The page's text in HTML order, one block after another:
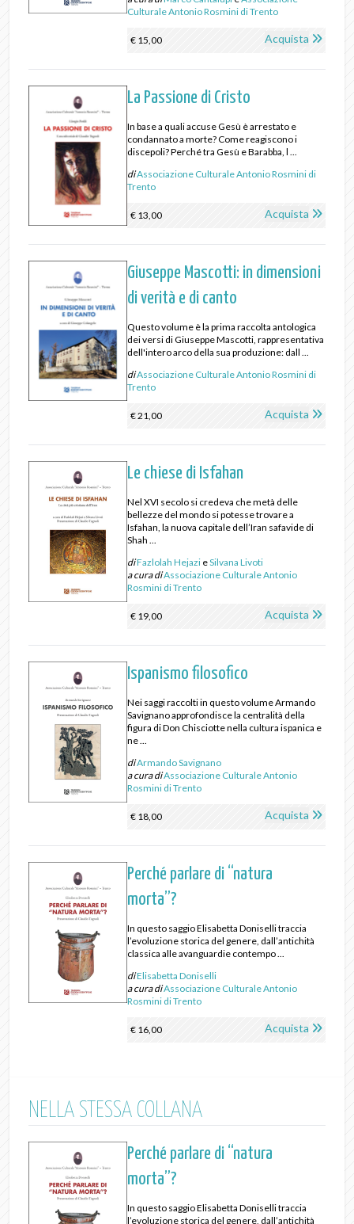
Culturale Antonio Rosmini di Trento
€ 15,00 Acquista
La Passione di Cristo
In base a quali accuse Gesù è arrestato e
condannato a morte? Come reagiscono i
discepoli? Perché tra Gesù e Barabba, l ...
diAssociazione Culturale Antonio Rosmini di
Trento
€ 13,00 Acquista
Giuseppe Mascotti: in dimensioni
di verità e di canto
Questo volume è la prima raccolta antologica
dei versi di Giuseppe Mascotti, rappresentativa
dell'intero arco della sua produzione: dall ...
diAssociazione Culturale Antonio Rosmini di
Trento
€ 21,00 Acquista
Le chiese di Isfahan
Nel XVI secolo si credeva che metà delle
bellezze del mondo si potesse trovare a
Isfahan, la nuova capitale dell’Iran safavide di
Shah ...
diFazlolah Hejazi eSilvana Livoti
a cura diAssociazione Culturale Antonio
Rosmini di Trento
€ 19,00 Acquista
Ispanismo filosofico
Nei saggi raccolti in questo volume Armando
Savignano approfondisce la centralità della
figura di Don Chisciotte nella cultura ispanica e
ne ...
diArmando Savignano
a cura diAssociazione Culturale Antonio
Rosmini di Trento
€ 18,00 Acquista
Perché parlare di “natura
morta”?
In questo saggio Elisabetta Doniselli traccia
l’evoluzione storica del genere, dall’antichità
classica alle avanguardie contempo ...
diElisabetta Doniselli
a cura diAssociazione Culturale Antonio
Rosmini di Trento
€ 16,00 Acquista
NELLA STESSA COLLANA
Perché parlare di “natura
morta”?
In questo saggio Elisabetta Doniselli traccia
l’evoluzione storica del genere, dall’antichità